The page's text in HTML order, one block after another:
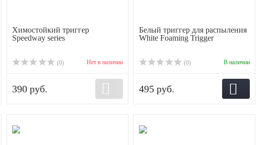
Химостойкий триггер
Speedway series
(0) Нет в наличии
390 руб.
Белый триггер для распыления
White Foaming Trigger
(0) В наличии
495 руб.